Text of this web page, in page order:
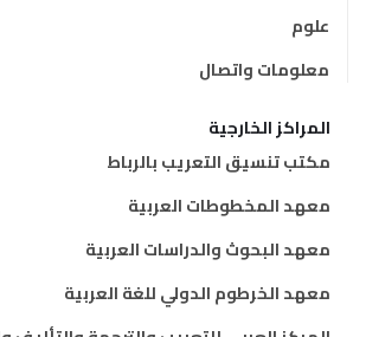
علوم
معلومات واتصال
المراكز الخارجية
مكتب تنسيق التعريب بالرباط
معهد المخطوطات العربية
معهد البحوث والدراسات العربية
معهد الخرطوم الدولي للغة العربية